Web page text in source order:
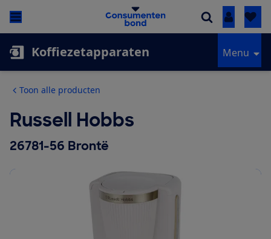
Inloggen
Koffiezetapparaten Menu
Toon alle producten
Russell Hobbs
26781-56 Brontë